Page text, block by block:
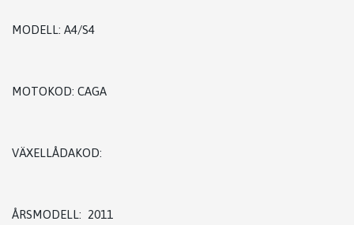
MODELL: A4/S4
MOTOKOD: CAGA
VÄXELLÅDAKOD:
ÅRSMODELL: 2011